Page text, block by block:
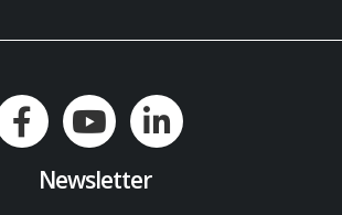
Newsletter